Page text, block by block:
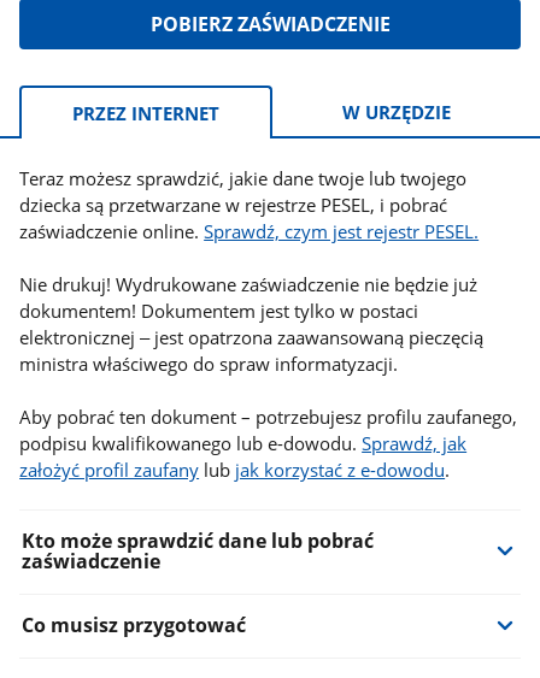
POBIERZ ZAŚWIADCZENIE
Informacje:
PRZEZ INTERNET W URZĘDZIE
Teraz możesz sprawdzić, jakie dane twoje lub twojego
dziecka są przetwarzane w rejestrze PESEL, i pobrać
zaświadczenie online.Sprawdź, czym jest rejestr PESEL.
Nie drukuj! Wydrukowane zaświadczenie nie będzie już
dokumentem! Dokumentem jest tylko w postaci
elektronicznej ‒ jest opatrzona zaawansowaną pieczęcią
ministra właściwego do spraw informatyzacji.
Aby pobrać ten dokument – potrzebujesz profilu zaufanego,
podpisu kwalifikowanego lub e-dowodu.Sprawdź, jak
założyć profil zaufany lub jak korzystać z e-dowodu.
Kto może sprawdzić dane lub pobrać
zaświadczenie
Co musisz przygotować